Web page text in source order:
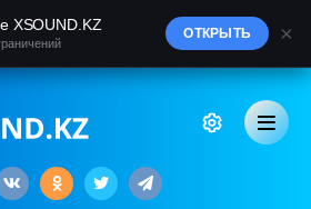
XSOUND.KZ ОТКРЫТЬ ×